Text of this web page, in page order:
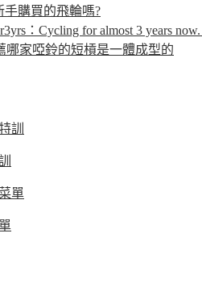
手購買的飛輪嗎?
：Cycling for almost 3 years
哪家啞鈴的短槓是一體成型的